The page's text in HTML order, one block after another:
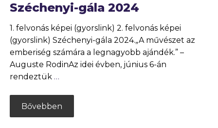
Széchenyi-gála 2024
1. felvonás képei (gyorslink) 2. felvonás képei
(gyorslink) Széchenyi-gála 2024.„A művészet az
emberiség számára a legnagyobb ajándék.” –
Auguste RodinAz idei évben, június 6-án
rendeztük …
Bővebben